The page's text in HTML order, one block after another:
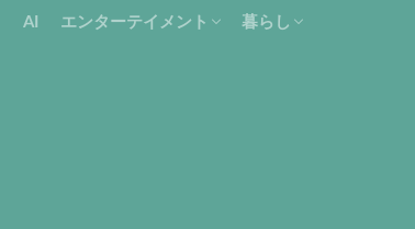
AI エンターテイメント 暮らし